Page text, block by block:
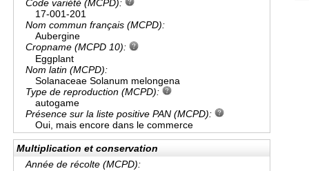
Code variété (MCPD):
17-001-201
Nom commun français (MCPD):
Aubergine
Cropname (MCPD 10):
Eggplant
Nom latin (MCPD):
Solanaceae Solanum melongena
Type de reproduction (MCPD):
autogame
Présence sur la liste positive PAN (MCPD):
Oui, mais encore dans le commerce
Multiplication et conservation
Année de récolte (MCPD):